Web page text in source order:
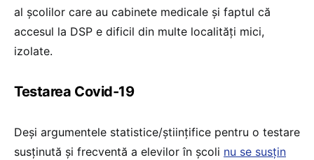
al școlilor care au cabinete medicale și faptul că
accesul la DSP e dificil din multe localități mici,
izolate.
Testarea Covid-19
Deși argumentele statistice/științifice pentru o testare
susținută și frecventă a elevilor în școli nu se susțin